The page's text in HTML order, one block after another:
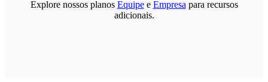
Explore nossos planos Equipee Empresa para recursos
adicionais.